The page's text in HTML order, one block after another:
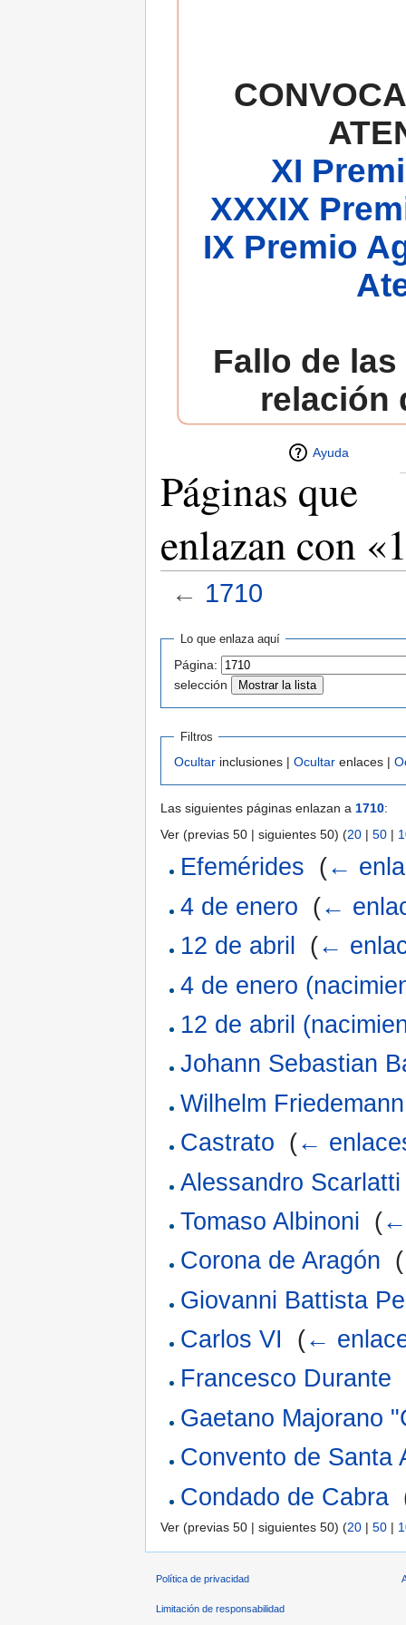
XI
XXXIX
IX Premio
Fallo de
relación
Ayuda
Páginas que
enlazan con
← 1710
Lo que enlaza aquí
Página:
selección
Filtros
Ocultar inclusiones | Ocultar enlaces |
Las siguientes páginas enlazan a 1710:
Ver (previas 50 | siguientes 50) (20 | 50 |
Efemérides (←
4 de enero (←
12 de abril
(←
4 de enero
12 de abril
Johann Sebastian
Wilhelm
Castrato (←
Alessandro Scarlatti
Tomaso Albinoni (
Corona de Aragón (
Giovanni Battista
Carlos VI
(←
Francesco Durante
Gaetano Majorano
Convento de Santa
Condado de Cabra
Ver (previas 50 | siguientes 50) (20 | 50 |
Política de privacidad
Limitación de responsabilidad